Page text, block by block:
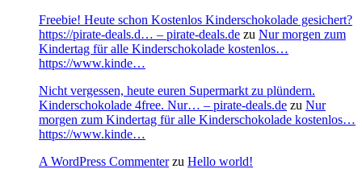
Freebie! Heute schon Kostenlos Kinderschokolade gesichert?
https://pirate-deals.d… – pirate-deals.de zu Nur morgen zum
Kindertag für alle Kinderschokolade kostenlos…
https://www.kinde…
Nicht vergessen, heute euren Supermarkt zu plündern.
Kinderschokolade 4free. Nur… – pirate-deals.de zu Nur
morgen zum Kindertag für alle Kinderschokolade kostenlos…
https://www.kinde…
A WordPress Commenterzu Hello world!